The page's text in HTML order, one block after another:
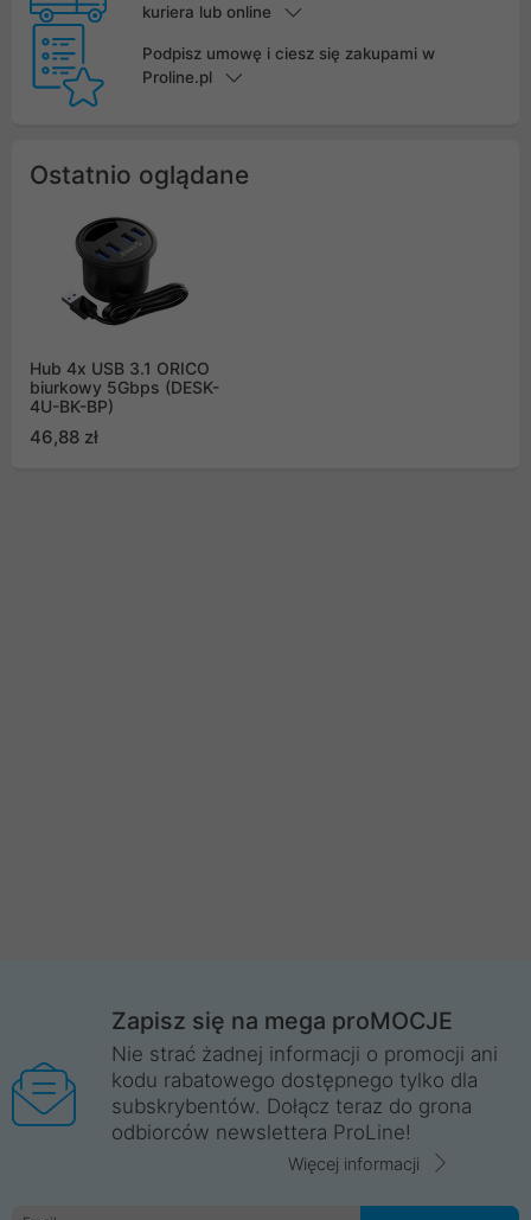
kuriera lub online
Podpisz umowę i ciesz się zakupami w
Proline.pl
Ostatnio oglądane
Hub 4x USB 3.1 ORICO
biurkowy 5Gbps (DESK-
4U-BK-BP)
46,88 zł
Zapisz się na mega proMOCJE
Nie strać żadnej informacji o promocji ani
kodu rabatowego dostępnego tylko dla
subskrybentów. Dołącz teraz do grona
odbiorców newslettera ProLine!
Więcej informacji